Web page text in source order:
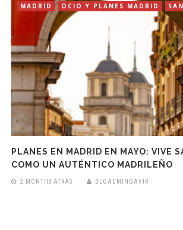
MADRID OCIO Y PLANES MADRID
PLANES EN MADRID EN MAYO: VIVE
COMO UN AUTÉNTICO MADRILEÑO
2 MONTHS ATRÁS BLGADMINGAVIR